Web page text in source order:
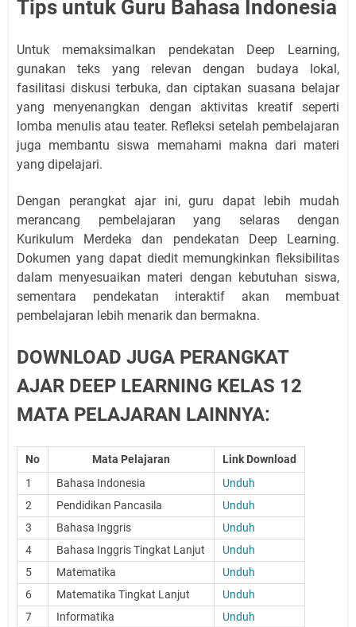
Tips untuk Guru Bahasa Indonesia
Untuk memaksimalkan pendekatan Deep Learning,
gunakan teks yang relevan dengan budaya lokal,
fasilitasi diskusi terbuka, dan ciptakan suasana belajar
yang menyenangkan dengan aktivitas kreatif seperti
lomba menulis atau teater. Refleksi setelah pembelajaran
juga membantu siswa memahami makna dari materi
yang dipelajari.
Dengan perangkat ajar ini, guru dapat lebih mudah
merancang pembelajaran yang selaras dengan
Kurikulum Merdeka dan pendekatan Deep Learning.
Dokumen yang dapat diedit memungkinkan fleksibilitas
dalam menyesuaikan materi dengan kebutuhan siswa,
sementara pendekatan interaktif akan membuat
pembelajaran lebih menarik dan bermakna.
DOWNLOAD JUGA PERANGKAT
AJAR DEEP LEARNING KELAS 12
MATA PELAJARAN LAINNYA:
No Mata Pelajaran
Link Download
1
Bahasa Indonesia
Unduh
2
Pendidikan Pancasila
Unduh
3
Bahasa Inggris
Unduh
4
Bahasa Inggris Tingkat Lanjut
Unduh
5
Matematika
Unduh
6
Matematika Tingkat Lanjut
Unduh
7
Informatika
Unduh